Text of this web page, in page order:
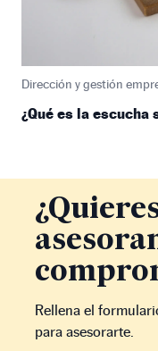
Dirección y gestión
¿Qué es la
Rellena el
para asesorarte.